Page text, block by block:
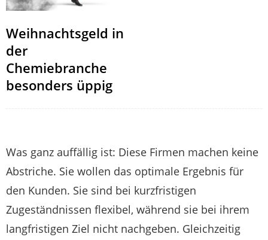
Weihnachtsgeld in
der
Chemiebranche
besonders üppig
Was ganz auffällig ist: Diese Firmen machen keine
Abstriche. Sie wollen das optimale Ergebnis für
den Kunden. Sie sind bei kurzfristigen
Zugeständnissen flexibel, während sie bei ihrem
langfristigen Ziel nicht nachgeben. Gleichzeitig